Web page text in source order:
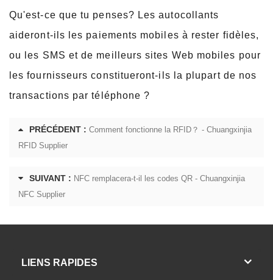
Qu'est-ce que tu penses? Les autocollants
aideront-ils les paiements mobiles à rester fidèles,
ou les SMS et de meilleurs sites Web mobiles pour
les fournisseurs constitueront-ils la plupart de nos
transactions par téléphone ?
PRÉCÉDENT : Comment fonctionne la RFID？ - Chuangxinjia
RFID Supplier
SUIVANT : NFC remplacera-t-il les codes QR - Chuangxinjia
NFC Supplier
LIENS RAPIDES